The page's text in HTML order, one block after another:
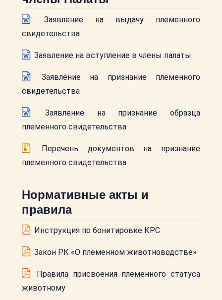
Заявление на выдачу племенного
свидетельства
Заявление на вступление в члены палаты
Заявление на признание племенного
свидетельства
Заявление на признание образца
племенного свидетельства
Перечень документов на признание
племенного свидетельства
Нормативные акты и
правила
Инструкция по бонитировке КРС
Закон РК «О племенном животноводстве»
Правила присвоения племенного статуса
животному